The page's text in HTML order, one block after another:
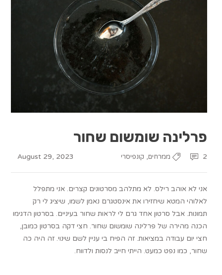
פרלינה שומשום שחור
August 29, 2023 ממרחים, קונפיסרי 2
אני לא אוהב רילס. לא מתלהב מסרטונים קצרים. אני מתפלל
לאלוהי המטא שיחזירו את אינסטגרם נאמן לשמו, שיציג לי רק
תמונות. אבל סרטון אחד גרם לי לראות שחור בעיניים. בסרטון הדגימו
הכנה מהירה של פרלינה שומשום שחור. חצי דקה בסרטון כמובן,
חצי יום עבודה במציאות. זה הפיח בי עניין לשם שינוי. זה היה כה
שחור, כמו נפט כמעט. הייתי חייב לנסות ולדווח.